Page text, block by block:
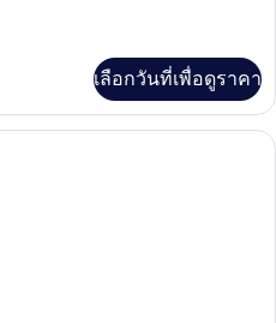
เลือกวันที่เพื่อดูราคา